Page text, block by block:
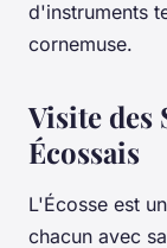
d'instruments
cornemuse.
Visite des
Écossais
L'Écosse est
chacun avec